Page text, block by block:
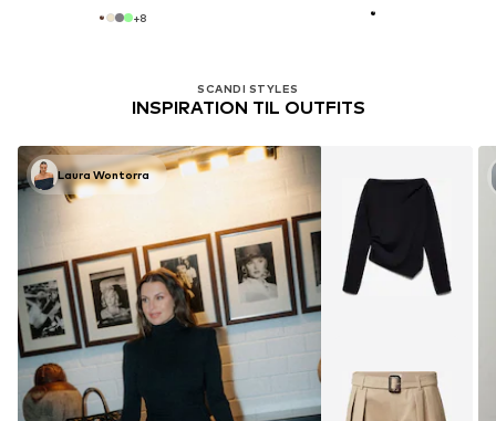
+8
SCANDI STYLES
INSPIRATION TIL OUTFITS
Laura Wontorra